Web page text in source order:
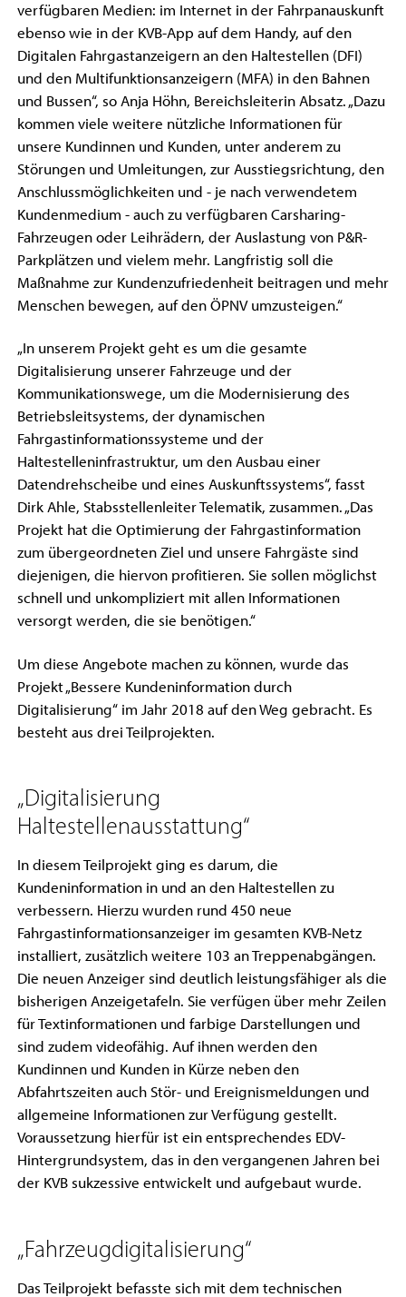
verfügbaren Medien: im Internet in der Fahrpanauskunft
ebenso wie in der KVB-App auf dem Handy, auf den
Digitalen Fahrgastanzeigern an den Haltestellen (DFI)
und den Multifunktionsanzeigern (MFA) in den Bahnen
und Bussen“, so Anja Höhn, Bereichsleiterin Absatz. „Dazu
kommen viele weitere nützliche Informationen für
unsere Kundinnen und Kunden, unter anderem zu
Störungen und Umleitungen, zur Ausstiegsrichtung, den
Anschlussmöglichkeiten und - je nach verwendetem
Kundenmedium - auch zu verfügbaren Carsharing-
Fahrzeugen oder Leihrädern, der Auslastung von P&R-
Parkplätzen und vielem mehr. Langfristig soll die
Maßnahme zur Kundenzufriedenheit beitragen und mehr
Menschen bewegen, auf den ÖPNV umzusteigen.“
„In unserem Projekt geht es um die gesamte
Digitalisierung unserer Fahrzeuge und der
Kommunikationswege, um die Modernisierung des
Betriebsleitsystems, der dynamischen
Fahrgastinformationssysteme und der
Haltestelleninfrastruktur, um den Ausbau einer
Datendrehscheibe und eines Auskunftssystems“, fasst
Dirk Ahle, Stabsstellenleiter Telematik, zusammen. „Das
Projekt hat die Optimierung der Fahrgastinformation
zum übergeordneten Ziel und unsere Fahrgäste sind
diejenigen, die hiervon profitieren. Sie sollen möglichst
schnell und unkompliziert mit allen Informationen
versorgt werden, die sie benötigen.“
Um diese Angebote machen zu können, wurde das
Projekt „Bessere Kundeninformation durch
Digitalisierung“ im Jahr 2018 auf den Weg gebracht. Es
besteht aus drei Teilprojekten.
„Digitalisierung
Haltestellenausstattung“
In diesem Teilprojekt ging es darum, die
Kundeninformation in und an den Haltestellen zu
verbessern. Hierzu wurden rund 450 neue
Fahrgastinformationsanzeiger im gesamten KVB-Netz
installiert, zusätzlich weitere 103 an Treppenabgängen.
Die neuen Anzeiger sind deutlich leistungsfähiger als die
bisherigen Anzeigetafeln. Sie verfügen über mehr Zeilen
für Textinformationen und farbige Darstellungen und
sind zudem videofähig. Auf ihnen werden den
Kundinnen und Kunden in Kürze neben den
Abfahrtszeiten auch Stör- und Ereignismeldungen und
allgemeine Informationen zur Verfügung gestellt.
Voraussetzung hierfür ist ein entsprechendes EDV-
Hintergrundsystem, das in den vergangenen Jahren bei
der KVB sukzessive entwickelt und aufgebaut wurde.
„Fahrzeugdigitalisierung“
Das Teilprojekt befasste sich mit dem technischen